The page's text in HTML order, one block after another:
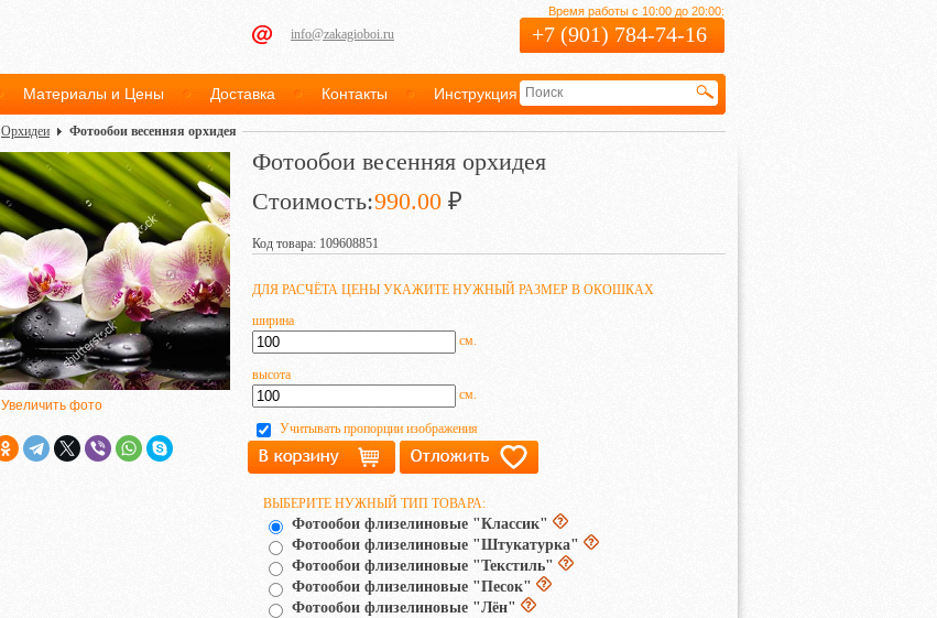
info@zakagioboi.ru
Время работы с 10:00 до 20:00:
+7 (901) 784-74-16
Материалы и Цены Доставка Контакты Инструкция
Орхидеи Фотообои весенняя орхидея
Увеличить фото
Фотообои весенняя орхидея
Стоимость:990.00 ₽
Код товара: 109608851
ДЛЯ РАСЧЁТА ЦЕНЫ УКАЖИТЕ НУЖНЫЙ РАЗМЕР В ОКОШКАХ
ширина
см.
высота
см.
Учитывать пропорции изображения
ВЫБЕРИТЕ НУЖНЫЙ ТИП ТОВАРА:
Фотообои флизелиновые "Классик"
Фотообои флизелиновые "Штукатурка"
Фотообои флизелиновые "Текстиль"
Фотообои флизелиновые "Песок"
Фотообои флизелиновые "Лён"